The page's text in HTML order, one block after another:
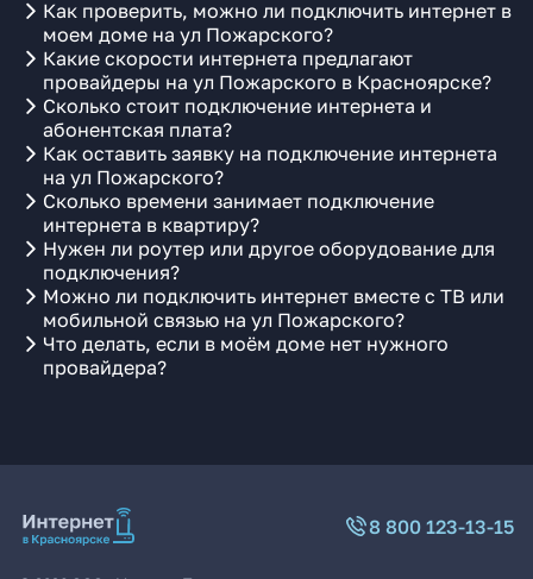
Как проверить, можно ли подключить интернет в
моем доме на ул Пожарского?
Какие скорости интернета предлагают
провайдеры на ул Пожарского в Красноярске?
Сколько стоит подключение интернета и
абонентская плата?
Как оставить заявку на подключение интернета
на ул Пожарского?
Сколько времени занимает подключение
интернета в квартиру?
Нужен ли роутер или другое оборудование для
подключения?
Можно ли подключить интернет вместе с ТВ или
мобильной связью на ул Пожарского?
Что делать, если в моём доме нет нужного
провайдера?
8 800 123-13-15